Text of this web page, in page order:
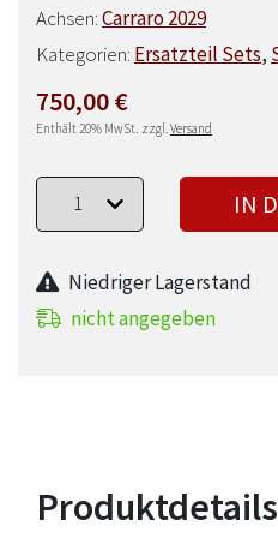
Achsen:Carraro 2029
Kategorien: Ersatzteil Sets,
750,00€
Enthält 20% MwSt. zzgl.Versand
IN
Niedriger Lagerstand
nicht angegeben
Produktdetails